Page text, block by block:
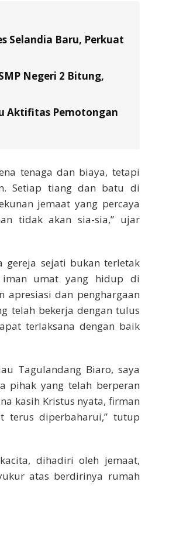
Selandia Baru, Perkuat
Negeri 2 Bitung,
Aktifitas Pemotongan
tenaga dan biaya, tetapi
Setiap tiang dan batu di
jemaat yang percaya
tidak akan sia-sia,” ujar
gereja sejati bukan terletak
iman umat yang hidup di
apresiasi dan penghargaan
telah bekerja dengan tulus
terlaksana dengan baik
Tagulandang Biaro, saya
pihak yang telah berperan
kasih Kristus nyata, firman
terus diperbaharui,” tutup
dihadiri oleh jemaat,
atas berdirinya rumah